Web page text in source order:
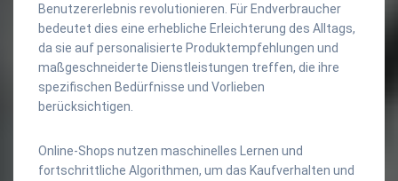
Benutzererlebnis revolutionieren. Für Endverbraucher
bedeutet dies eine erhebliche Erleichterung des Alltags,
da sie auf personalisierte Produktempfehlungen und
maßgeschneiderte Dienstleistungen treffen, die ihre
spezifischen Bedürfnisse und Vorlieben
berücksichtigen.
Online-Shops nutzen maschinelles Lernen und
fortschrittliche Algorithmen, um das Kaufverhalten und